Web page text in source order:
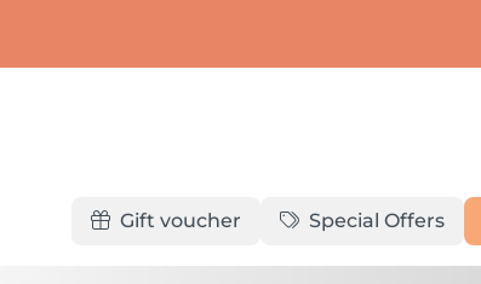
Gift voucher Special Offers